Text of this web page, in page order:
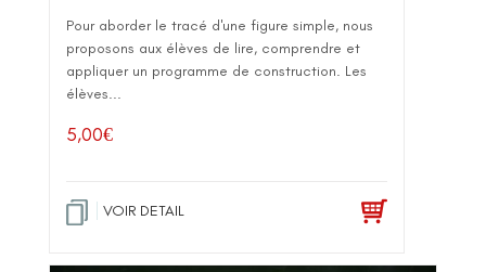
Pour aborder le tracé d'une figure simple, nous
proposons aux élèves de lire, comprendre et
appliquer un programme de construction. Les
élèves...
5,00€
VOIR DETAIL